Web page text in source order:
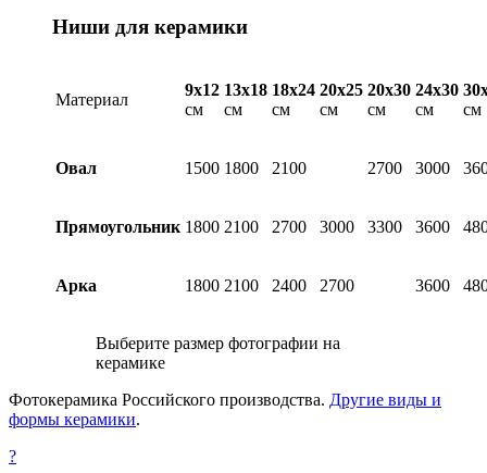
Ниши для керамики
Материал
9х12
см
13х18
см
18х24
см
20х25
см
20х30
см
24х30
см
см
Овал 1500 1800 2100 2700 3000
Прямоугольник 1800 2100 2700 3000 3300 3600
Арка 1800 2100 2400 2700 3600
Выберите размер фотографии на
керамике
Фотокерамика Российского производства. Другие виды и
формы керамики.
?